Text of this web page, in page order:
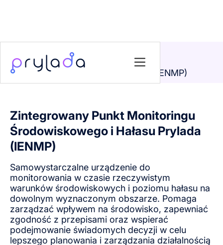
Strona główna>
Zintegrowany Punkt Monitoringu
Środowiskowego i Hałasu Prylada (IENMP)
Zintegrowany Punkt Monitoringu
Środowiskowego i Hałasu Prylada
(IENMP)
Samowystarczalne urządzenie do
monitorowania w czasie rzeczywistym
warunków środowiskowych i poziomu hałasu na
dowolnym wyznaczonym obszarze. Pomaga
zarządzać wpływem na środowisko, zapewniać
zgodność z przepisami oraz wspierać
podejmowanie świadomych decyzji w celu
lepszego planowania i zarządzania działalnością